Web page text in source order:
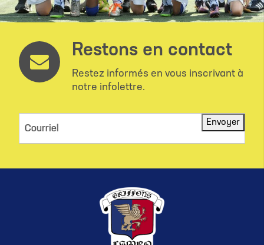
Restons en contact
Restez informés en vous inscrivant à
notre infolettre.
Courriel
Envoyer